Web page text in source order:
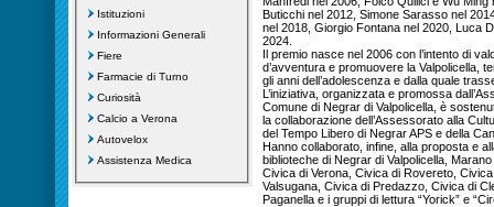
Istituzioni
Informazioni Generali
Fiere
Farmacie di Turno
Curiosità
Calcio a Verona
Autovelox
Assistenza Medica
Buticchi nel 2012, Simone Sarasso nel
nel 2018, Giorgio Fontana nel 2020, Luca
2024.
Il premio nasce nel 2006 con l’intento di
d’avventura e promuovere la Valpolicella,
gli anni dell’adolescenza e dalla quale
L’iniziativa, organizzata e promossa
Comune di Negrar di Valpolicella, è
la collaborazione dell’Assessorato alla
del Tempo Libero di Negrar APS e della
Hanno collaborato, infine, alla proposta e
biblioteche di Negrar di Valpolicella,
Civica di Verona, Civica di Rovereto,
Valsugana, Civica di Predazzo, Civica di
Paganella e i gruppi di lettura “Yorick” e